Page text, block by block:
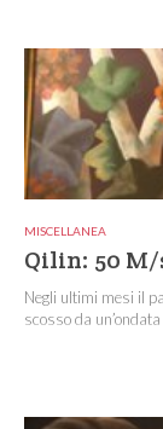
MISCELLANEA
Qilin: 50
Negli ultimi mesi il
scosso da